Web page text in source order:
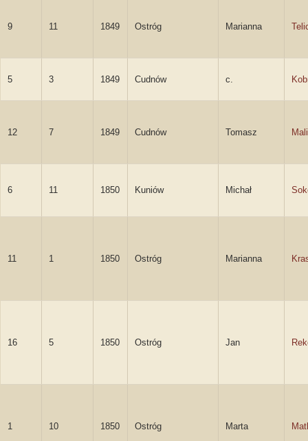
9 11 1849 Ostróg Marianna
5 3 1849 Cudnów c.
12 7 1849 Cudnów Tomasz
6 11 1850 Kuniów Michał
11 1 1850 Ostróg Marianna
16 5 1850 Ostróg Jan
1 10 1850 Ostróg Marta